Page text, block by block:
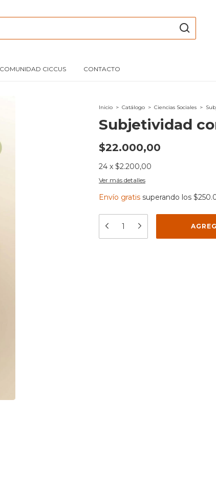
COMUNIDAD CICCUS CONTACTO
Inicio > Catálogo > Ciencias Sociales >
Subjetividad
$22.000,00
24 x $2.200,00
Ver más detalles
Envío gratis superando los